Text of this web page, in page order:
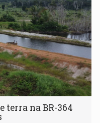
terra na BR-364